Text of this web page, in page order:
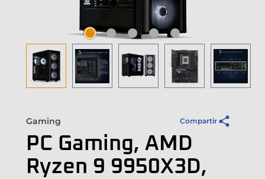
Gaming Compartir
PC Gaming, AMD
Ryzen 9 9950X3D,